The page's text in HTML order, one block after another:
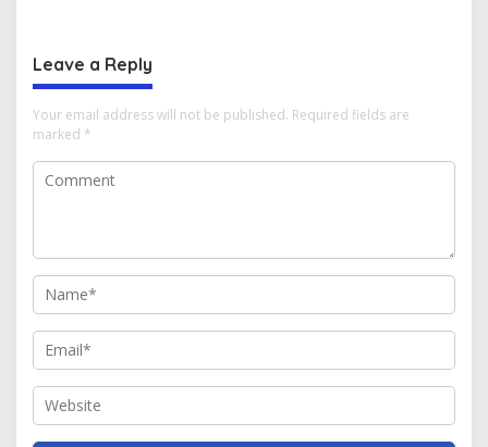
Leave a Reply
Your email address will not be published. Required fields are
marked *